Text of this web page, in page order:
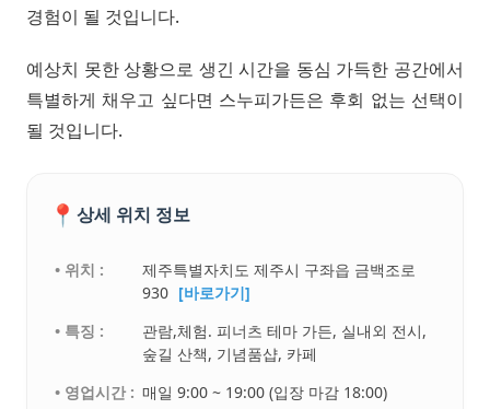
경험이 될 것입니다.
예상치 못한 상황으로 생긴 시간을 동심 가득한 공간에서
특별하게 채우고 싶다면 스누피가든은 후회 없는 선택이
될 것입니다.
📍 상세 위치 정보
• 위치 :
제주특별자치도 제주시 구좌읍 금백조로
930 [바로가기]
• 특징 :
관람,체험. 피너츠 테마 가든, 실내외 전시,
숲길 산책, 기념품샵, 카페
• 영업시간 : 매일 9:00 ~ 19:00 (입장 마감 18:00)